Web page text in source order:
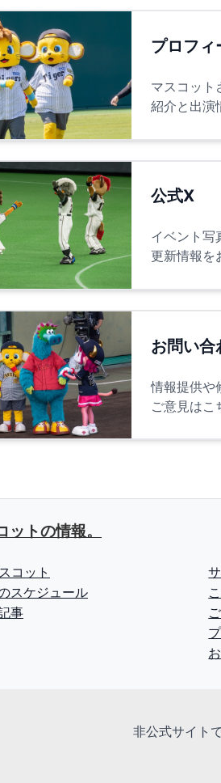
プロフィ
マスコット
紹介と出演
公式X
イベント写
更新情報を
お問い合
情報提供や
ご意見はこ
ットの情報。
コット
スケジュール
事
非公式サイト